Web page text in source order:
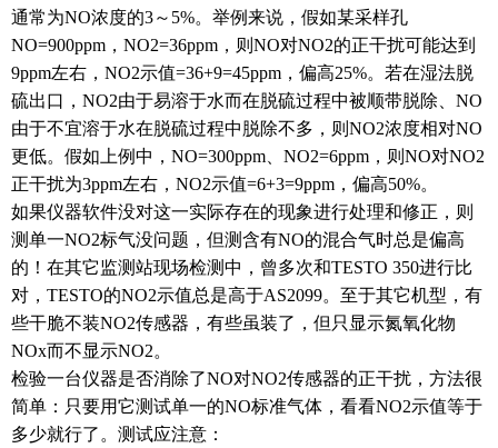
通常为NO浓度的3～5%。举例来说，假如某采样孔
NO=900ppm，NO2=36ppm，则NO对NO2的正干扰可能达到
9ppm左右，NO2示值=36+9=45ppm，偏高25%。若在湿法脱
硫出口，NO2由于易溶于水而在脱硫过程中被顺带脱除、NO
由于不宜溶于水在脱硫过程中脱除不多，则NO2浓度相对NO
更低。假如上例中，NO=300ppm、NO2=6ppm，则NO对NO2
正干扰为3ppm左右，NO2示值=6+3=9ppm，偏高50%。
如果仪器软件没对这一实际存在的现象进行处理和修正，则
测单一NO2标气没问题，但测含有NO的混合气时总是偏高
的！在其它监测站现场检测中，曾多次和TESTO 350进行比
对，TESTO的NO2示值总是高于AS2099。至于其它机型，有
些干脆不装NO2传感器，有些虽装了，但只显示氮氧化物
NOx而不显示NO2。
检验一台仪器是否消除了NO对NO2传感器的正干扰，方法很
简单：只要用它测试单一的NO标准气体，看看NO2示值等于
多少就行了。测试应注意：